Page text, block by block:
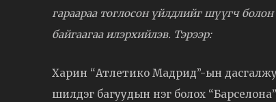
гараараа тоглосон үйлдлийг шүүгч
байгаагаа илэрхийлэв. Тэрээр:
Харин “Атлетико Мадрид”-ын
шилдэг багуудын нэг болох